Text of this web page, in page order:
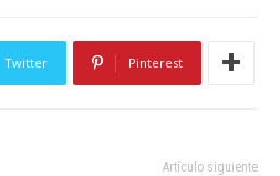
Twitter Pinterest
Artículo siguiente